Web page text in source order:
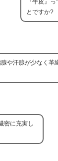
『牛皮』
とですか?
や汗腺が少なく革
密に充実し